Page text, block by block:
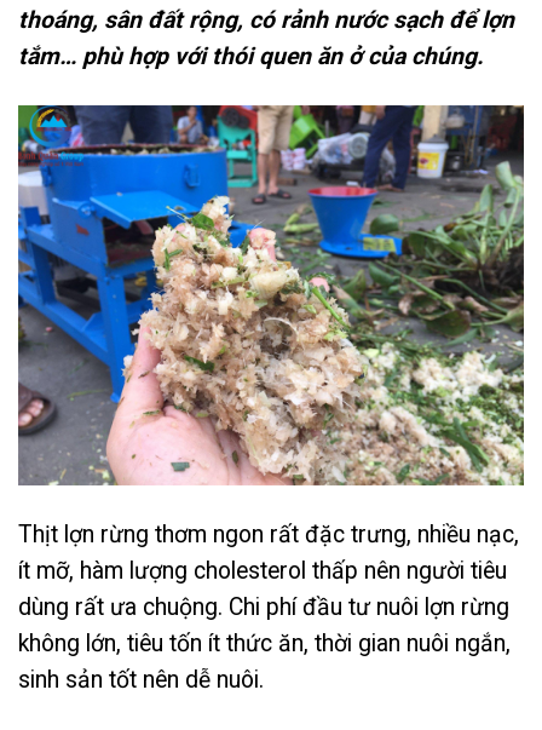
thoáng, sân đất rộng, có rảnh nước sạch để lợn
tắm… phù hợp với thói quen ăn ở của chúng.
Thịt lợn rừng thơm ngon rất đặc trưng, nhiều nạc,
ít mỡ, hàm lượng cholesterol thấp nên người tiêu
dùng rất ưa chuộng. Chi phí đầu tư nuôi lợn rừng
không lớn, tiêu tốn ít thức ăn, thời gian nuôi ngắn,
sinh sản tốt nên dễ nuôi.